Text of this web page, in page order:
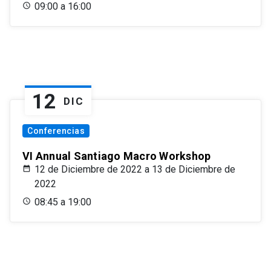
09:00 a 16:00
12 DIC
Conferencias
VI Annual Santiago Macro Workshop
12 de Diciembre de 2022 a 13 de Diciembre de
2022
08:45 a 19:00